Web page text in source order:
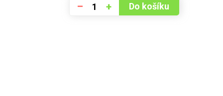
– + Do košíku